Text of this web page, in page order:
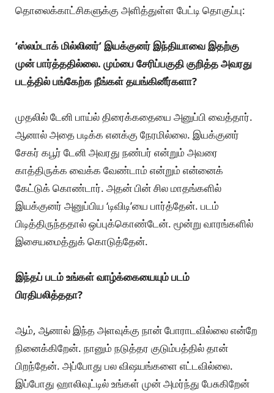
தொலைக்காட்சிகளுக்கு அளித்துள்ள பேட்டி தொகுப்பு:
‘ஸ்லம்டாக் மில்லினர்’ இயக்குனர் இந்தியாவை இதற்கு
முன் பார்த்ததில்லை. மும்பை சேரிப்பகுதி குறித்த அவரது
படத்தில் பங்கேற்க நீங்கள் தயங்கினீர்களா?
முதலில் டேனி பாய்ல் திரைக்கதையை அனுப்பி வைத்தார்.
ஆனால் அதை படிக்க எனக்கு நேரமில்லை. இயக்குனர்
சேகர் கபூர் டேனி அவரது நண்பர் என்றும் அவரை
காத்திருக்க வைக்க வேண்டாம் என்றும் என்னைக்
கேட்டுக் கொண்டார். அதன் பின் சில மாதங்களில்
இயக்குனர் அனுப்பிய ‘டிவிடி’யை பார்த்தேன். படம்
பிடித்திருந்ததால் ஒப்புக்கொண்டேன். மூன்று வாரங்களில்
இசையமைத்துக் கொடுத்தேன்.
இந்தப் படம் உங்கள் வாழ்க்கையையும் படம்
பிரதிபலித்ததா?
ஆம், ஆனால் இந்த அளவுக்கு நான் போராடவில்லை என்றே
நினைக்கிறேன். நானும் நடுத்தர குடும்பத்தில் தான்
பிறந்தேன். அப்போது பல விஷயங்களை எட்டவில்லை.
இப்போது ஹாலிவுட்டில் உங்கள் முன் அமர்ந்து பேசுகிறேன்